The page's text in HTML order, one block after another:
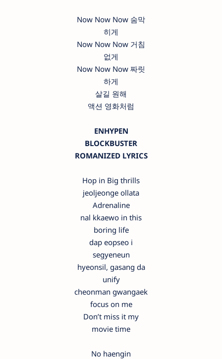
Now Now Now 숨막
히게
Now Now Now 거침
없게
Now Now Now 짜릿
하게
살길 원해
액션 영화처럼
ENHYPEN
BLOCKBUSTER
ROMANIZED LYRICS
Hop in Big thrills
jeoljeonge ollata
Adrenaline
nal kkaewo in this
boring life
dap eopseo i
segyeneun
hyeonsil, gasang da
unify
cheonman gwangaek
focus on me
Don’t miss it my
movie time
No haengin